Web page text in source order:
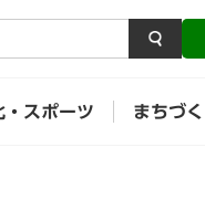
へ
・スポーツ まちづ